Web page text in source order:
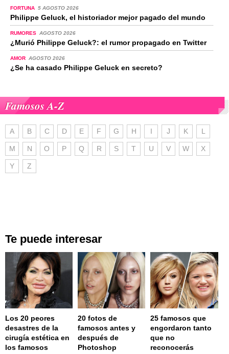
FORTUNA 5 AGOSTO 2026
Philippe Geluck, el historiador mejor pagado del mundo
RUMORES AGOSTO 2026
¿Murió Philippe Geluck?: el rumor propagado en Twitter
AMOR AGOSTO 2026
¿Se ha casado Philippe Geluck en secreto?
Famosos A-Z
A B C D E F G H I J K L
M N O P Q R S T U V W X
Y Z
Te puede interesar
Los 20 peores
desastres de la
cirugía estética en
los famosos
20 fotos de
famosos antes y
después de
Photoshop
25 famosos que
engordaron tanto
que no
reconocerás